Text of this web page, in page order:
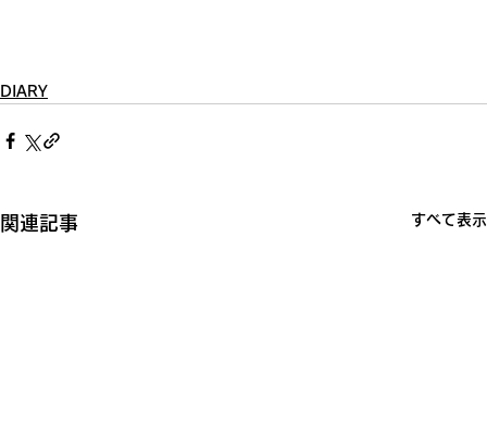
DIARY
関連記事 すべて表示